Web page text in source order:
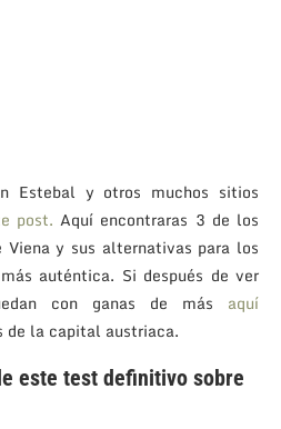
Estebal y otros muchos sitios
post.Aquí encontraras 3 de los
Viena y sus alternativas para los
auténtica. Si después de ver
con ganas de más aquí
de la capital austriaca.
este test definitivo sobre